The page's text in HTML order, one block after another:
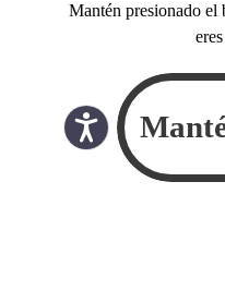
Mantén presionado el